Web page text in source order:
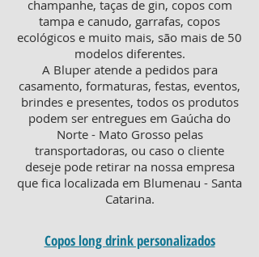
champanhe, taças de gin, copos com
tampa e canudo, garrafas, copos
ecológicos e muito mais, são mais de 50
modelos diferentes.
A Bluper atende a pedidos para
casamento, formaturas, festas, eventos,
brindes e presentes, todos os produtos
podem ser entregues em Gaúcha do
Norte - Mato Grosso pelas
transportadoras, ou caso o cliente
deseje pode retirar na nossa empresa
que fica localizada em Blumenau - Santa
Catarina.
Copos long drink personalizados